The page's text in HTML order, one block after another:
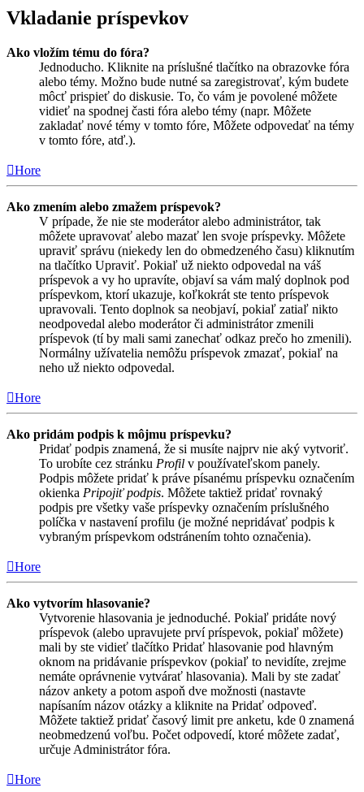
Vkladanie príspevkov
Ako vložím tému do fóra?
Jednoducho. Kliknite na príslušné tlačítko na obrazovke fóra
alebo témy. Možno bude nutné sa zaregistrovať, kým budete
môcť prispieť do diskusie. To, čo vám je povolené môžete
vidieť na spodnej časti fóra alebo témy (napr. Môžete
zakladať nové témy v tomto fóre, Môžete odpovedať na témy
v tomto fóre, atď.).
Hore
Ako zmením alebo zmažem príspevok?
V prípade, že nie ste moderátor alebo administrátor, tak
môžete upravovať alebo mazať len svoje príspevky. Môžete
upraviť správu (niekedy len do obmedzeného času) kliknutím
na tlačítko Upraviť. Pokiaľ už niekto odpovedal na váš
príspevok a vy ho upravíte, objaví sa vám malý doplnok pod
príspevkom, ktorí ukazuje, koľkokrát ste tento príspevok
upravovali. Tento doplnok sa neobjaví, pokiaľ zatiaľ nikto
neodpovedal alebo moderátor či administrátor zmenili
príspevok (tí by mali sami zanechať odkaz prečo ho zmenili).
Normálny užívatelia nemôžu príspevok zmazať, pokiaľ na
neho už niekto odpovedal.
Hore
Ako pridám podpis k môjmu príspevku?
Pridať podpis znamená, že si musíte najprv nie aký vytvoriť.
To urobíte cez stránku Profil v používateľskom panely.
Podpis môžete pridať k práve písanému príspevku označením
okienka Pripojiť podpis. Môžete taktiež pridať rovnaký
podpis pre všetky vaše príspevky označením príslušného
políčka v nastavení profilu (je možné nepridávať podpis k
vybraným príspevkom odstránením tohto označenia).
Hore
Ako vytvorím hlasovanie?
Vytvorenie hlasovania je jednoduché. Pokiaľ pridáte nový
príspevok (alebo upravujete prví príspevok, pokiaľ môžete)
mali by ste vidieť tlačítko Pridať hlasovanie pod hlavným
oknom na pridávanie príspevkov (pokiaľ to nevidíte, zrejme
nemáte oprávnenie vytvárať hlasovania). Mali by ste zadať
názov ankety a potom aspoň dve možnosti (nastavte
napísaním názov otázky a kliknite na Pridať odpoveď.
Môžete taktiež pridať časový limit pre anketu, kde 0 znamená
neobmedzenú voľbu. Počet odpovedí, ktoré môžete zadať,
určuje Administrátor fóra.
Hore